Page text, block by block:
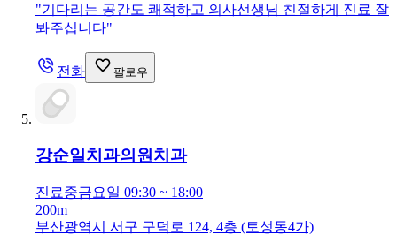
"기다리는 공간도 쾌적하고 의사선생님 친절하게 진료 잘
봐주십니다"
전화 팔로우
강순일치과의원 치과
진료중금요일 09:30 ~ 18:00
200m
부산광역시 서구 구덕로 124, 4층 (토성동4가)